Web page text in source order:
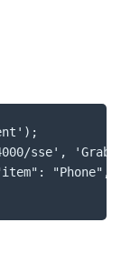
sse', 'Grab
"Phone",